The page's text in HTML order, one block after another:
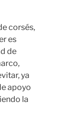
corsés,
es
de
ya
apoyo
la